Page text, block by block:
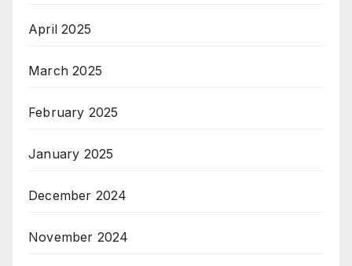
April 2025
March 2025
February 2025
January 2025
December 2024
November 2024